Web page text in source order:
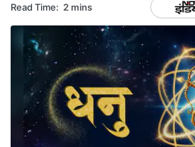
Read Time: 2 mins